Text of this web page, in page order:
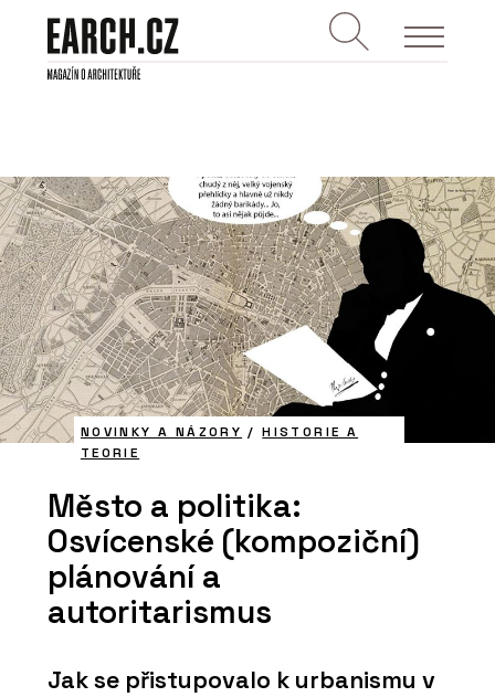
NOVINKY A NÁZORY /HISTORIE A
TEORIE
Město a politika:
Osvícenské (kompoziční)
plánování a
autoritarismus
Jak se přistupovalo k urbanismu v